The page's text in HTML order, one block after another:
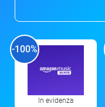
-100%
In evidenza